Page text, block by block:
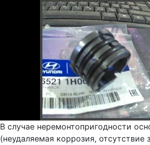
В случае неремонтопригодности
(неудаляемая коррозия, отсутствие